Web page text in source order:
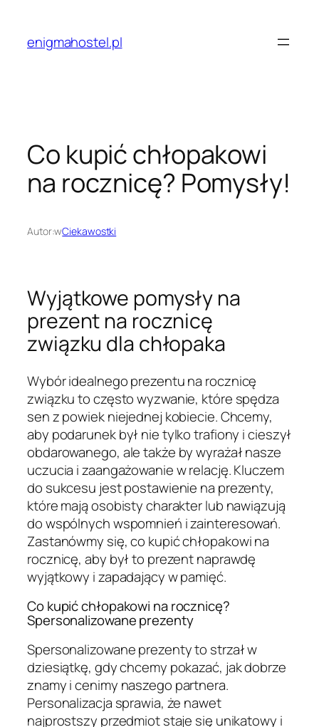
treścienigmahostel.pl
Co kupić chłopakowi
na rocznicę? Pomysły!
Autor:wCiekawostki
Wyjątkowe pomysły na
prezent na rocznicę
związku dla chłopaka
Wybór idealnego prezentu na rocznicę
związku to często wyzwanie, które spędza
sen z powiek niejednej kobiecie. Chcemy,
aby podarunek był nie tylko trafiony i cieszył
obdarowanego, ale także by wyrażał nasze
uczucia i zaangażowanie w relację. Kluczem
do sukcesu jest postawienie na prezenty,
które mają osobisty charakter lub nawiązują
do wspólnych wspomnień i zainteresowań.
Zastanówmy się, co kupić chłopakowi na
rocznicę, aby był to prezent naprawdę
wyjątkowy i zapadający w pamięć.
Co kupić chłopakowi na rocznicę?
Spersonalizowane prezenty
Spersonalizowane prezenty to strzał w
dziesiątkę, gdy chcemy pokazać, jak dobrze
znamy i cenimy naszego partnera.
Personalizacja sprawia, że nawet
najprostszy przedmiot staje się unikatowy i